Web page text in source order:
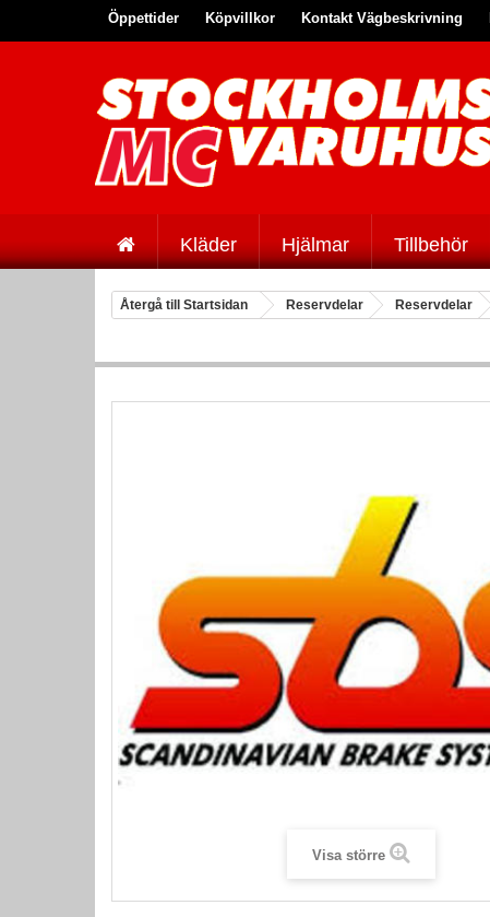
Öppettider Köpvillkor Kontakt Vägbeskrivning
Kläder Hjälmar Tillbehör
Återgå till Startsidan Reservdelar Reservdelar
Visa större